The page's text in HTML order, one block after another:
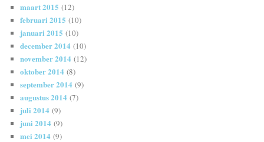
maart 2015 (12)
februari 2015 (10)
januari 2015 (10)
december 2014 (10)
november 2014 (12)
oktober 2014 (8)
september 2014 (9)
augustus 2014 (7)
juli 2014 (9)
juni 2014 (9)
mei 2014 (9)